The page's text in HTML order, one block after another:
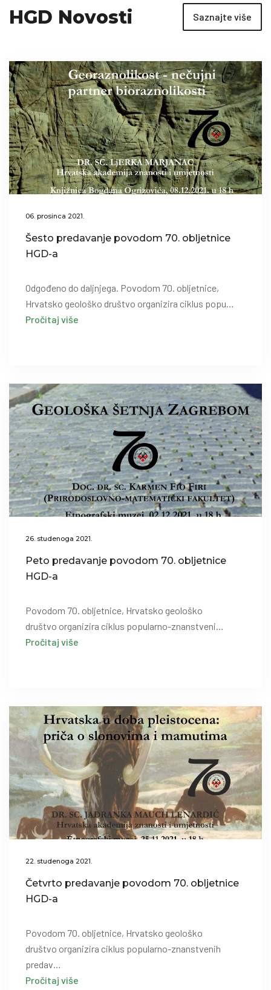
HGD Novosti Saznajte više
06. prosinca 2021.
Šesto predavanje povodom 70. obljetnice
HGD-a
Odgođeno do daljnjega. Povodom 70. obljetnice,
Hrvatsko geološko društvo organizira ciklus popu…
Pročitaj više
26. studenoga 2021.
Peto predavanje povodom 70. obljetnice
HGD-a
Povodom 70. obljetnice, Hrvatsko geološko
društvo organizira ciklus popularno-znanstveni…
Pročitaj više
22. studenoga 2021.
Četvrto predavanje povodom 70. obljetnice
HGD-a
Povodom 70. obljetnice, Hrvatsko geološko
društvo organizira ciklus popularno-znanstvenih
predav…
Pročitaj više